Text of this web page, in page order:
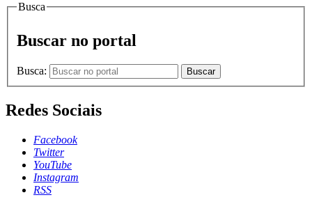
Busca
Buscar no portal
Busca: Buscar
Redes Sociais
Facebook
Twitter
YouTube
Instagram
RSS